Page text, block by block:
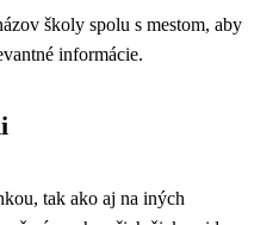
školy spolu s mestom, aby
informácie.
tak ako aj na iných